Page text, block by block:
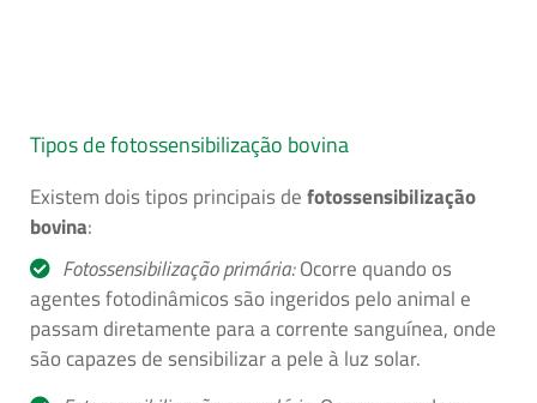
Tipos de fotossensibilização bovina
Existem dois tipos principais defotossensibilização
bovina:
Fotossensibilização primária:Ocorre quando os
agentes fotodinâmicos são ingeridos pelo animal e
passam diretamente para a corrente sanguínea, onde
são capazes de sensibilizar a pele à luz solar.